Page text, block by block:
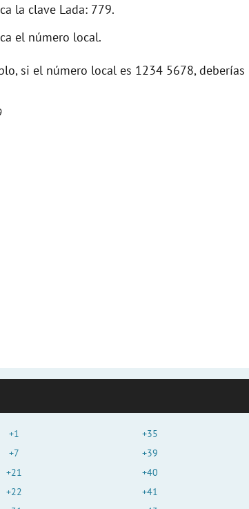
la clave Lada: 779.
el número local.
si el número local es 1234 5678,
+1
+7
+21
+22
+35
+39
+40
+41